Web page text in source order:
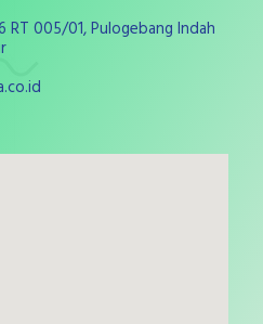
RT 005/01, Pulogebang Indah